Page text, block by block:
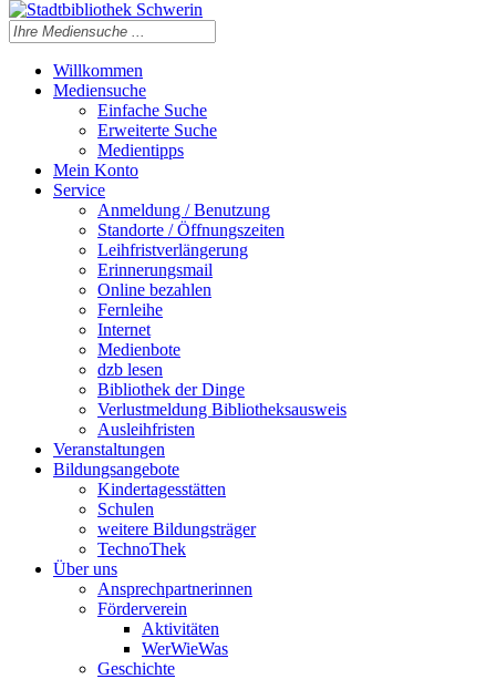
Willkommen
Mediensuche
Einfache Suche
Erweiterte Suche
Medientipps
Mein Konto
Service
Anmeldung / Benutzung
Standorte / Öffnungszeiten
Leihfristverlängerung
Erinnerungsmail
Online bezahlen
Fernleihe
Internet
Medienbote
dzb lesen
Bibliothek der Dinge
Verlustmeldung Bibliotheksausweis
Ausleihfristen
Veranstaltungen
Bildungsangebote
Kindertagesstätten
Schulen
weitere Bildungsträger
TechnoThek
Über uns
Ansprechpartnerinnen
Förderverein
Aktivitäten
WerWieWas
Geschichte